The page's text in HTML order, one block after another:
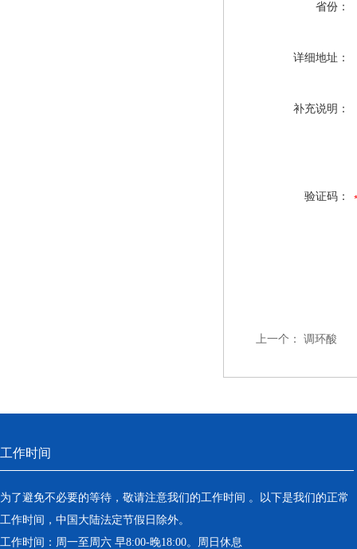
省份：
详细地址：
补充说明：
验证码：
上一个： 调环酸
工作时间
为了避免不必要的等待，敬请注意我们的工作时间 。以下是我们的正常
工作时间，中国大陆法定节假日除外。
工作时间：周一至周六 早8:00-晚18:00。周日休息